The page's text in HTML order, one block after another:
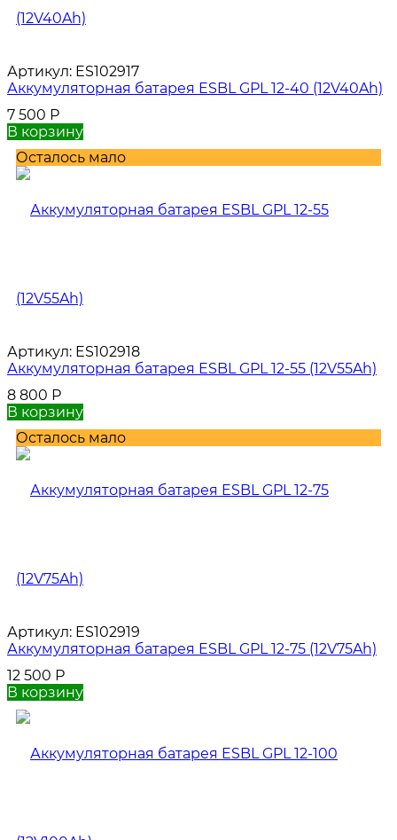
Артикул: ES102917
Аккумуляторная батарея ESBL GPL 12-40 (12V40Ah)
7 500 Р
В корзину
Осталось мало
Артикул: ES102918
Аккумуляторная батарея ESBL GPL 12-55 (12V55Ah)
8 800 Р
В корзину
Осталось мало
Артикул: ES102919
Аккумуляторная батарея ESBL GPL 12-75 (12V75Ah)
12 500 Р
В корзину